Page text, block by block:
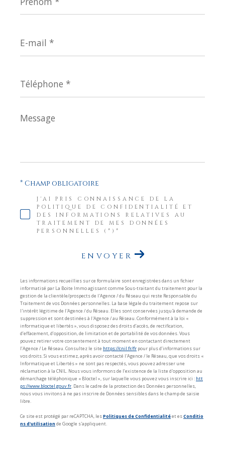
mail
*
*
Message
*
J'AI PRIS CONNAISSANCE DE LA
POLITIQUE DE CONFIDENTIALITÉ ET
DES INFORMATIONS RELATIVES AU
TRAITEMENT DE MES DONNÉES
PERSONNELLES (*)*
* Champ obligatoire
ENVOYER
Les informations recueillies sur ce formulaire sont enregistrées dans un fichier
informatisé par La Boite Immo agissant comme Sous-traitant du traitement pour la
gestion de la clientèle/prospects de l'Agence / du Réseau qui reste Responsable du
Traitement de vos Données personnelles. La base légale du traitement repose sur
l'intérêt légitime de l'Agence / du Réseau. Elles sont conservées jusqu'à demande de
suppression et sont destinées à l'Agence / au Réseau. Conformément à la loi «
informatique et libertés », vous disposez des droits d’accès, de rectification,
d’effacement, d’opposition, de limitation et de portabilité de vos données. Vous
pouvez retirer votre consentement à tout moment en contactant directement
l’Agence / Le Réseau. Consultez le site https://cnil.fr/fr pour plus d’informations sur
vos droits. Si vous estimez, après avoir contacté l'Agence / le Réseau, que vos droits «
Informatique et Libertés » ne sont pas respectés, vous pouvez adresser une
réclamation à la CNIL. Nous vous informons de l’existence de la liste d'opposition au
démarchage téléphonique « Bloctel », sur laquelle vous pouvez vous inscrire ici : htt
ps://www.bloctel.gouv.fr. Dans le cadre de la protection des Données personnelles,
nous vous invitons à ne pas inscrire de Données sensibles dans le champ de saisie
libre.
Ce site est protégé par reCAPTCHA, lesPolitiques de Confidentialitéet esConditio
ns d'utilisation de Google s'appliquent.